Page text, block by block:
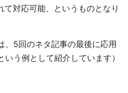
対応可能、というものとなり
、5回のネタ記事の最後に応用
う例として紹介しています）